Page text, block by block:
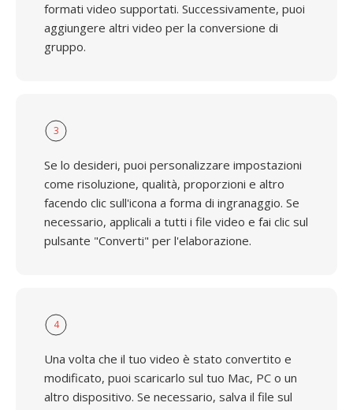
formati video supportati. Successivamente, puoi
aggiungere altri video per la conversione di
gruppo.
3
Se lo desideri, puoi personalizzare impostazioni
come risoluzione, qualità, proporzioni e altro
facendo clic sull'icona a forma di ingranaggio. Se
necessario, applicali a tutti i file video e fai clic sul
pulsante "Converti" per l'elaborazione.
4
Una volta che il tuo video è stato convertito e
modificato, puoi scaricarlo sul tuo Mac, PC o un
altro dispositivo. Se necessario, salva il file sul